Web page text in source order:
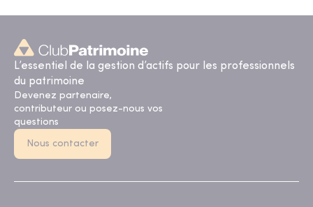
L’essentiel de la gestion d’actifs pour les professionnels
du patrimoine
Devenez partenaire,
contributeur ou posez-nous vos
questions
Nous contacter